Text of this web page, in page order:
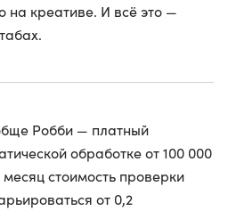
на креативе. И всё это —
Робби — платный
обработке от 100 000
стоимость проверки
от 0,2